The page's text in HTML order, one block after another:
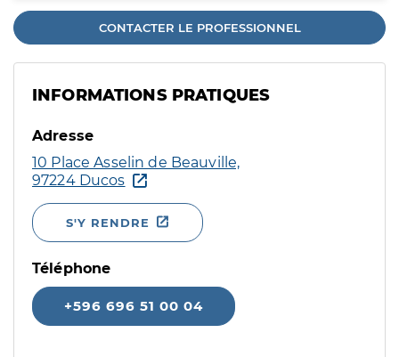
CONTACTER LE PROFESSIONNEL
INFORMATIONS PRATIQUES
Adresse
10 Place Asselin de Beauville,
97224 Ducos
S'Y RENDRE
Téléphone
+596 696 51 00 04